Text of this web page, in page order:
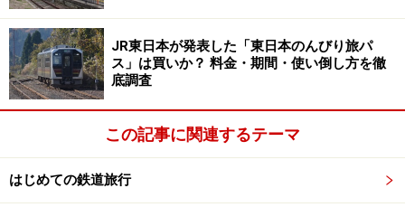
客車二段式は、二段ベッドが向かい合わせになって一区
画を構成している寝台です。寝台車というと、この客車
二段式を思い浮かべる方も多いでしょう。
電車三段式は、車両中央の通路を挟んで三段ベッドが向
かい合わせになっています。三段ですから1段あたりの
高さが非常に低く、窮屈なのは否めません。ただ、現在
の定期列車で「電車三段式」なのは、急行『きたぐに』
JR東日本が発表した「東日本のんびり旅パ
ス」は買いか？ 料金・期間・使い倒し方を徹
底調査
この記事に関連するテーマ
はじめての鉄道旅行